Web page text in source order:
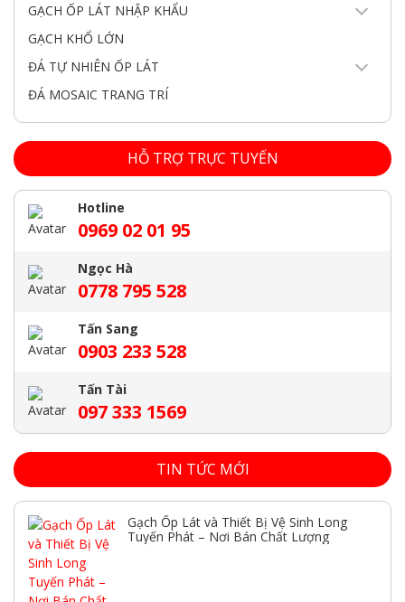
GẠCH ỐP LÁT NHẬP KHẨU
GẠCH KHỔ LỚN
ĐÁ TỰ NHIÊN ỐP LÁT
ĐÁ MOSAIC TRANG TRÍ
HỖ TRỢ TRỰC TUYẾN
Hotline
0969 02 01 95
Ngọc Hà
0778 795 528
Tấn Sang
0903 233 528
Tấn Tài
097 333 1569
TIN TỨC MỚI
Gạch Ốp Lát và Thiết Bị Vệ Sinh Long
Tuyến Phát – Nơi Bán Chất Lượng